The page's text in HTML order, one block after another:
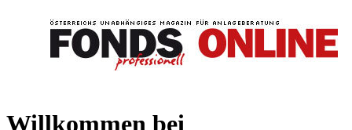
Willkommen bei